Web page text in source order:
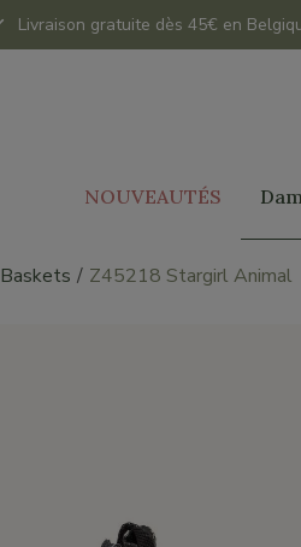
Livraison gratuite dès 45€ en
NOUVEAUTÉS
Baskets Z45218 Stargirl Animal